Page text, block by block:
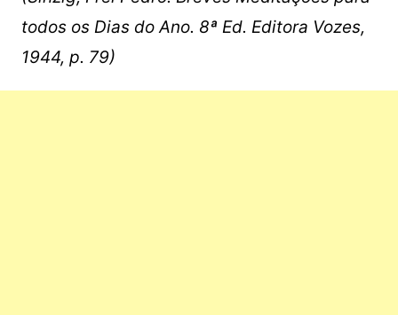
todos os Dias do Ano. 8ª Ed. Editora Vozes,
1944, p. 79)